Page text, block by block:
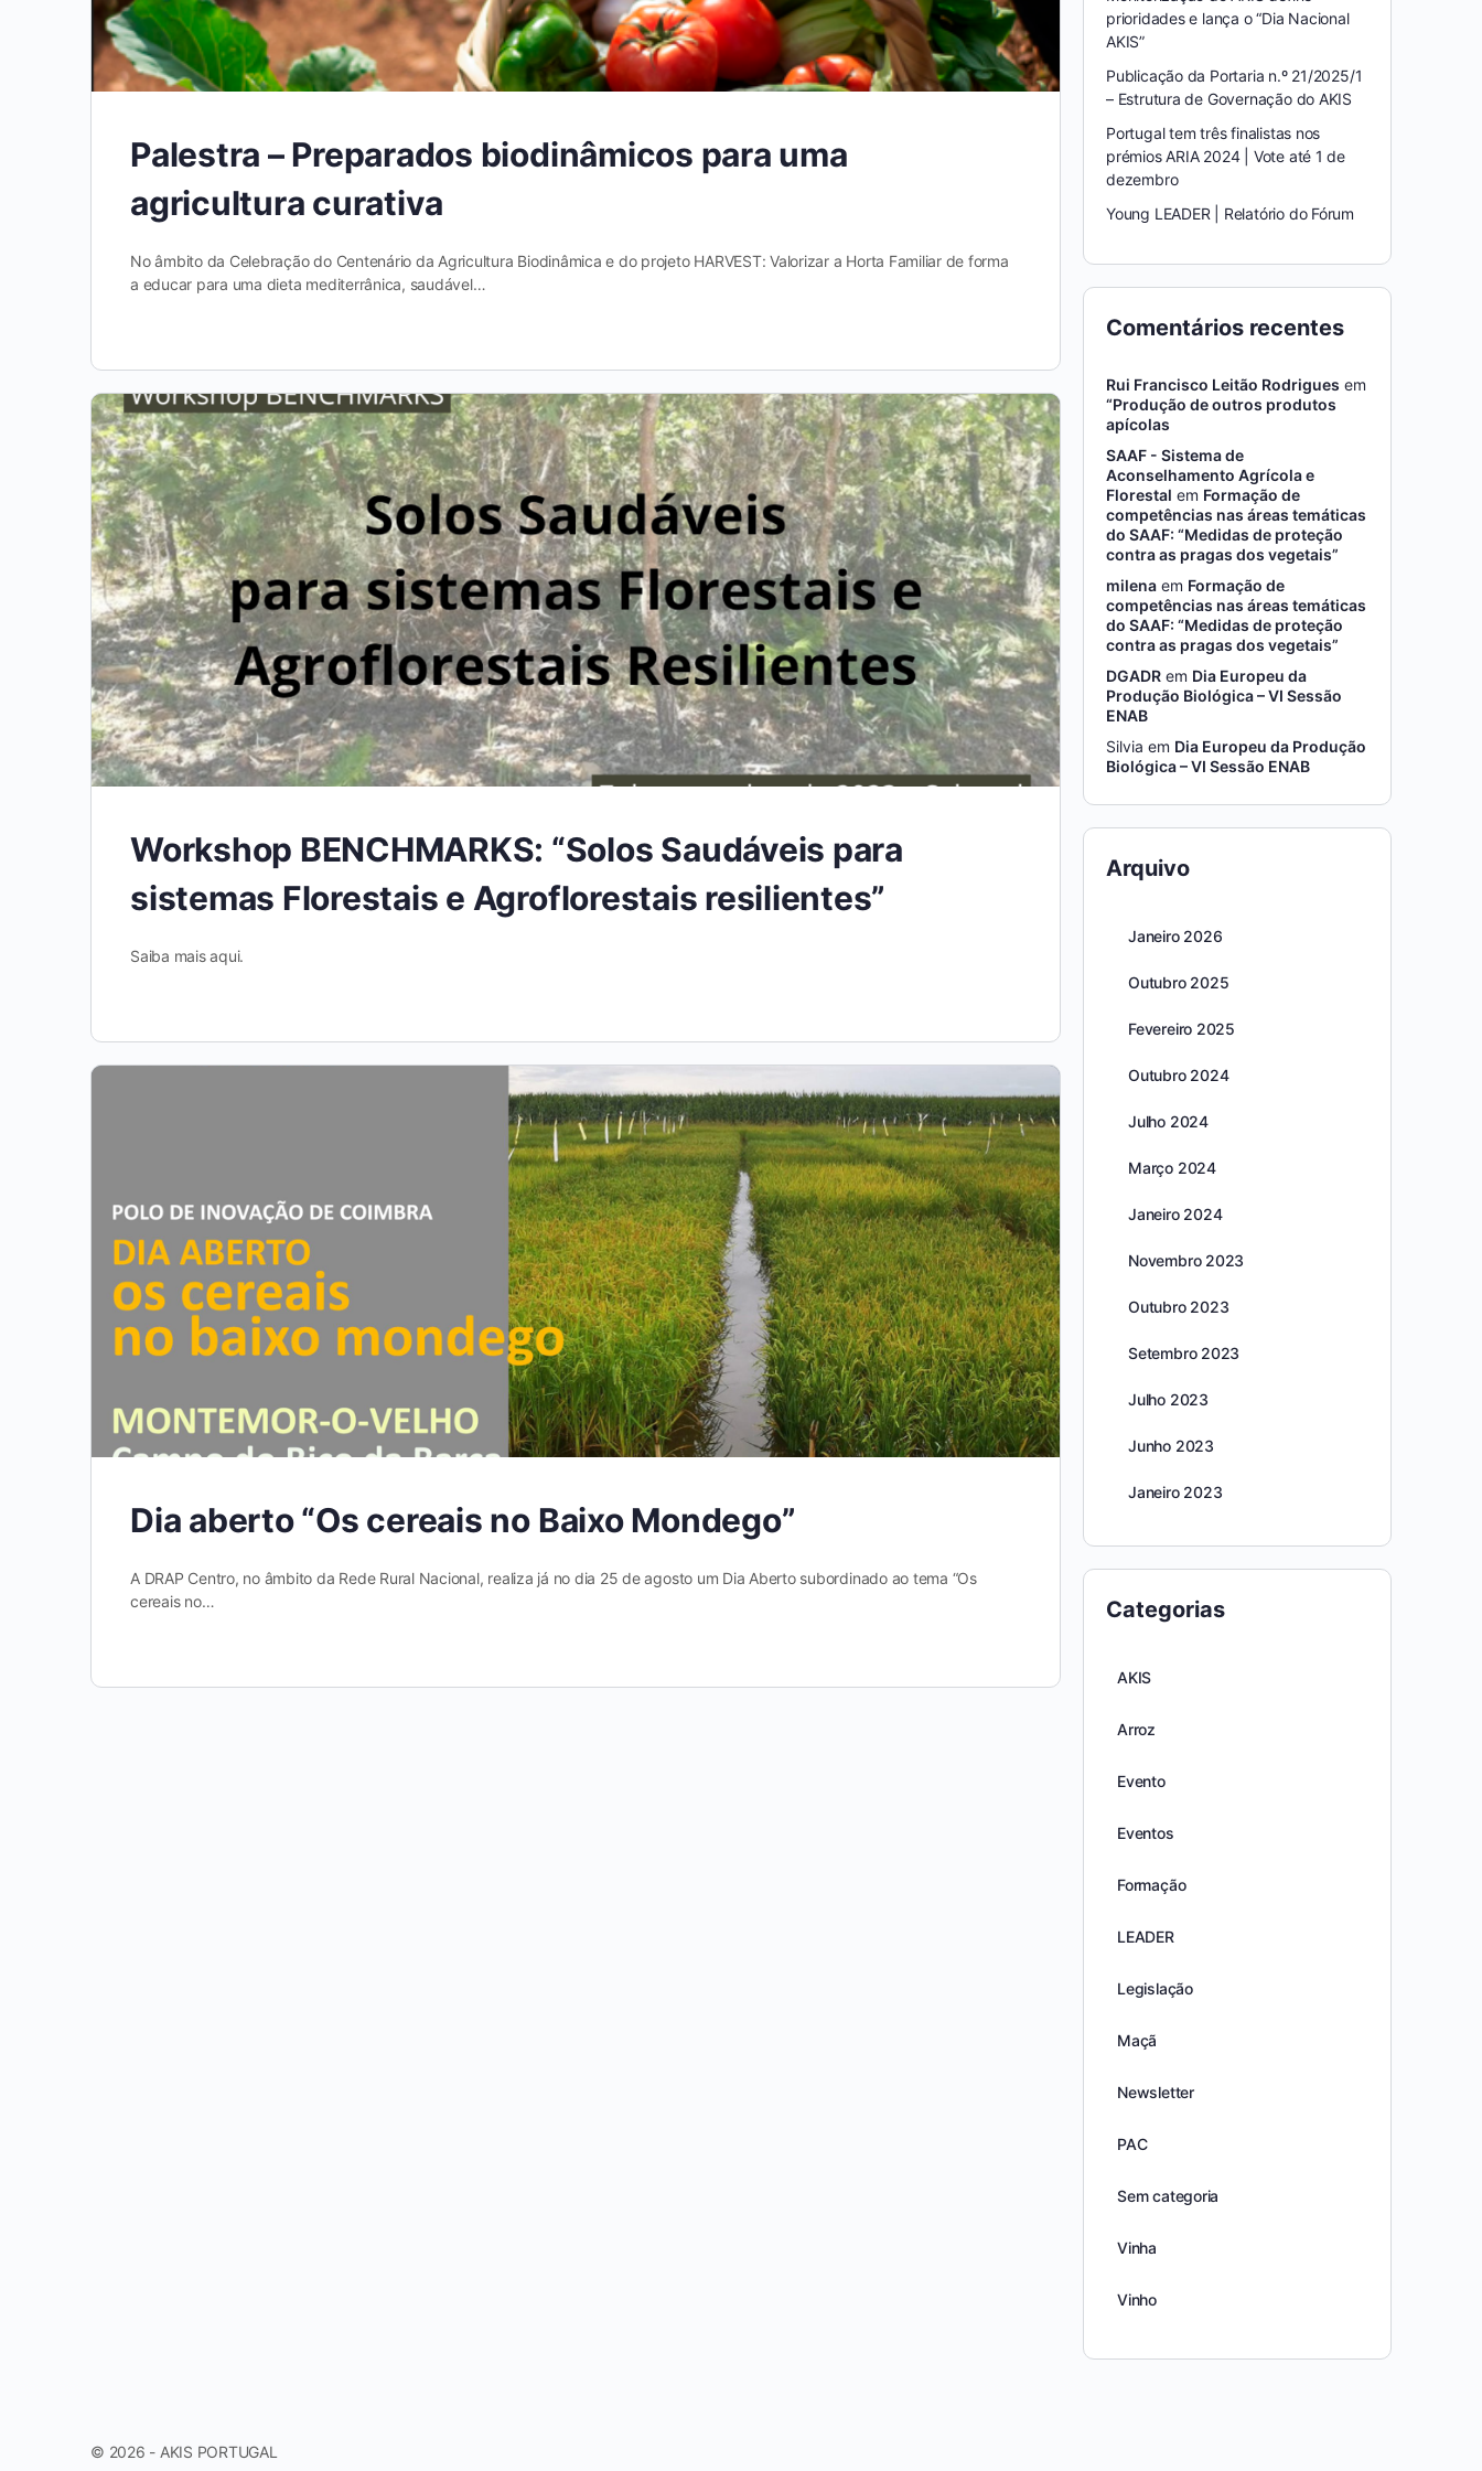
Palestra – Preparados biodinâmicos para uma
agricultura curativa
No âmbito da Celebração do Centenário da Agricultura Biodinâmica e do projeto HARVEST: Valorizar a Horta Familiar de forma
a educar para uma dieta mediterrânica, saudável…
Workshop BENCHMARKS: “Solos Saudáveis para
sistemas Florestais e Agroflorestais resilientes”
Saiba mais aqui.
Dia aberto “Os cereais no Baixo Mondego”
A DRAP Centro, no âmbito da Rede Rural Nacional, realiza já no dia 25 de agosto um Dia Aberto subordinado ao tema “Os
cereais no…
prioridades e lança o “Dia Nacional
AKIS”
Publicação da Portaria n.º 21/2025/1
– Estrutura de Governação do AKIS
Portugal tem três finalistas nos
prémios ARIA 2024 | Vote até 1 de
dezembro
Young LEADER | Relatório do Fórum
Comentários recentes
Rui Francisco Leitão Rodrigues em
“Produção de outros produtos
apícolas
SAAF - Sistema de
Aconselhamento Agrícola e
Florestal em Formação de
competências nas áreas temáticas
do SAAF: “Medidas de proteção
contra as pragas dos vegetais”
milena em Formação de
competências nas áreas temáticas
do SAAF: “Medidas de proteção
contra as pragas dos vegetais”
DGADR em Dia Europeu da
Produção Biológica – VI Sessão
ENAB
Silvia em Dia Europeu da Produção
Biológica – VI Sessão ENAB
Arquivo
Janeiro 2026
Outubro 2025
Fevereiro 2025
Outubro 2024
Julho 2024
Março 2024
Janeiro 2024
Novembro 2023
Outubro 2023
Setembro 2023
Julho 2023
Junho 2023
Janeiro 2023
Categorias
AKIS
Arroz
Evento
Eventos
Formação
LEADER
Legislação
Maçã
Newsletter
PAC
Sem categoria
Vinha
Vinho
© 2026 - AKIS PORTUGAL